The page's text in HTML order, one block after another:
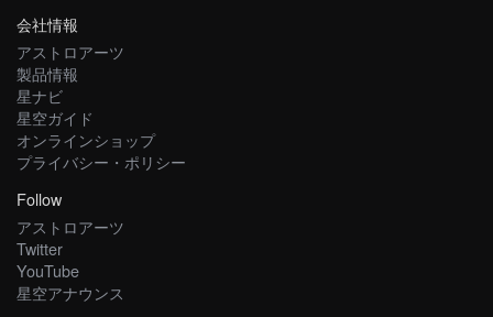
会社情報
アストロアーツ
製品情報
星ナビ
星空ガイド
オンラインショップ
プライバシー・ポリシー
Follow
アストロアーツ
Twitter
YouTube
星空アナウンス